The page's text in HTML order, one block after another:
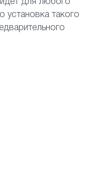
установка такого
Полотно прекрасно
в: